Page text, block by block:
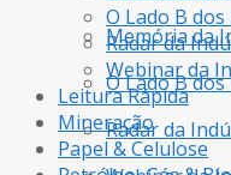
Memória da
O Lado B
Radar da
O Lado B
Radar da
Webinar da
Leitura Rápida
Mineração
Papel & Celulose